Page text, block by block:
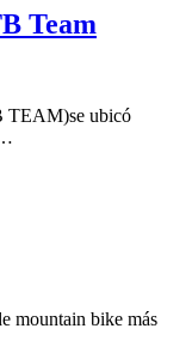
Team
TEAM)se ubicó
mountain bike más